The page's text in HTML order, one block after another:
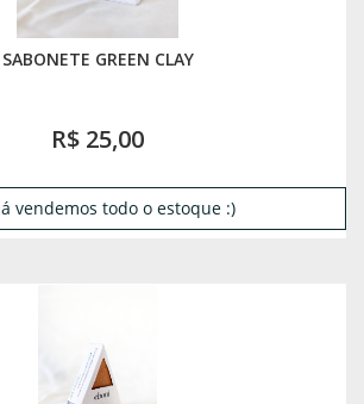
SABONETE GREEN CLAY
R$ 25,00
vendemos todo o estoque :)